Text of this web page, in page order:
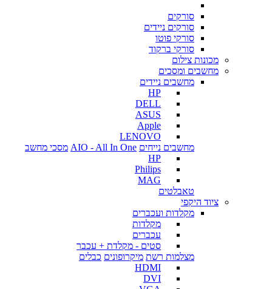
סורקים
סורקים ניידים
סורקי פוטו
סורקי ברקוד
מכונות צילום
מחשבים ומסכים
מחשבים ניידים
HP
DELL
ASUS
Apple
LENOVO
מחשבים נייחים AIO - All In One מסכי מחשב
HP
Philips
MAG
טאבלטים
ציוד היקפי
מקלדות ועכברים
מקלדות
עכברים
סטים - מקלדת + עכבר
מצלמות רשת מיקרופונים כבלים
HDMI
DVI